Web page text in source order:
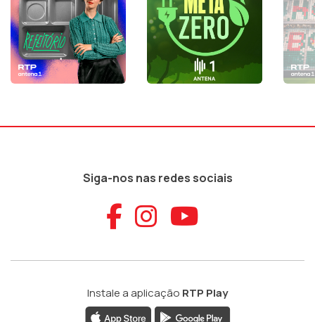
Siga-nos nas redes sociais
Aceder ao
Aceder ao
Aceder
Instale a aplicação RTP Play